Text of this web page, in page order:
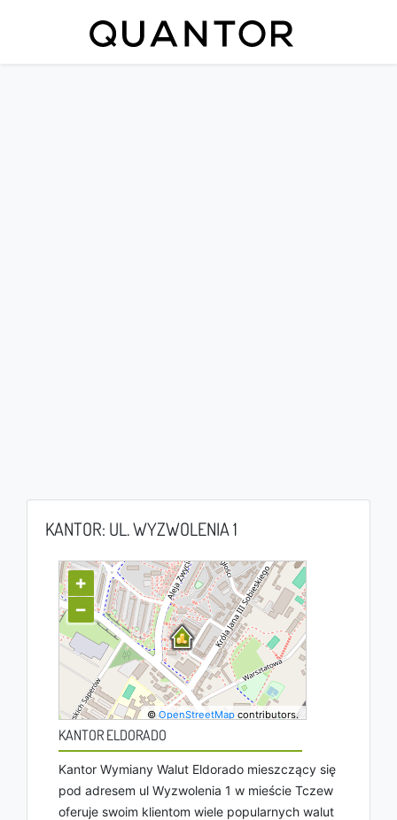
KANTOR: UL. WYZWOLENIA 1
+
−
©OpenStreetMap contributors.
KANTOR ELDORADO
Kantor Wymiany Walut Eldorado mieszczący się
pod adresem ul Wyzwolenia 1 w mieście Tczew
oferuje swoim klientom wiele popularnych walut